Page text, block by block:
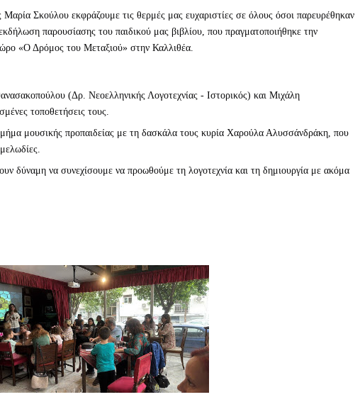
Σκούλου εκφράζουμε τις θερμές μας ευχαριστίες σε όλους όσοι παρευρέθηκαν
παρουσίασης του παιδικού μας βιβλίου, που πραγματοποιήθηκε την
«Ο Δρόμος του Μεταξιού» στην Καλλιθέα.
(Δρ. Νεοελληνικής Λογοτεχνίας - Ιστορικός) και Μιχάλη
τοποθετήσεις τους.
μουσικής προπαιδείας με τη δασκάλα τους κυρία Χαρούλα Αλυσσάνδράκη, που
δύναμη να συνεχίσουμε να προωθούμε τη λογοτεχνία και τη δημιουργία με ακόμα